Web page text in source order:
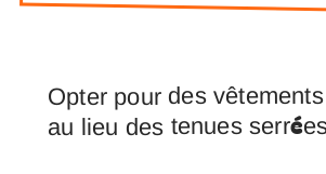
Opter pour des
au lieu des tenues